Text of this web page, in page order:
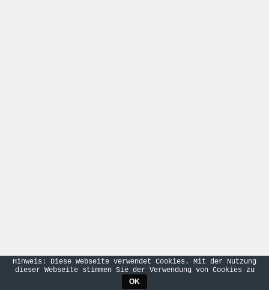
Hinweis: Diese Webseite verwendet Cookies. Mit der Nutzung
dieser Webseite stimmen Sie der Verwendung von Cookies zu
OK